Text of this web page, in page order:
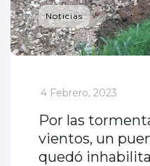
Noticias
_
4 Febrero, 2023
Por las
vientos, un
quedó